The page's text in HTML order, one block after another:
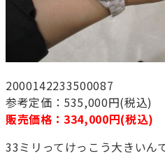
2000142233500087
参考定価：535,000円(税込)
販売価格：334,000円(税込)
33ミリってけっこう大きいん